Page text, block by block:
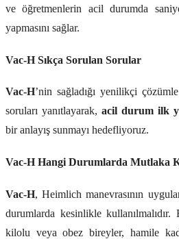
ve öğretmenlerin acil durumda
yapmasını sağlar.
Vac-H Sıkça Sorulan Sorular
Vac-H’nin sağladığı yenilikçi
soruları yanıtlayarak, acil durum ilk
bir anlayış sunmayı hedefliyoruz.
Vac-H Hangi Durumlarda Mutlaka
Vac-H, Heimlich manevrasının
durumlarda kesinlikle kullanılmalıdır.
kilolu veya obez bireyler, hamile